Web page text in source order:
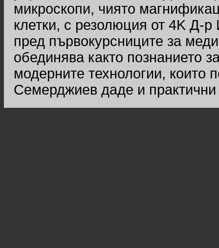
микроскопи, чиято
клетки, с резолюция от 4K Д-
пред първокурсниците за
обединява както познанието
модерните технологии, които
Семерджиев даде и практични